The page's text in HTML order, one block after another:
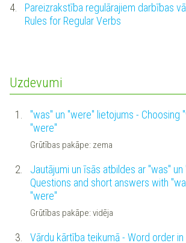
4.
Pareizrakstība regulārajiem darbības
Rules for Regular Verbs
Uzdevumi
1.
"was" un "were" lietojums - Choosing
"were"
Grūtības pakāpe: zema
2.
Jautājumi un īsās atbildes ar "was" un
Questions and short answers with
"were"
Grūtības pakāpe: vidēja
3.
Vārdu kārtība teikumā - Word order in